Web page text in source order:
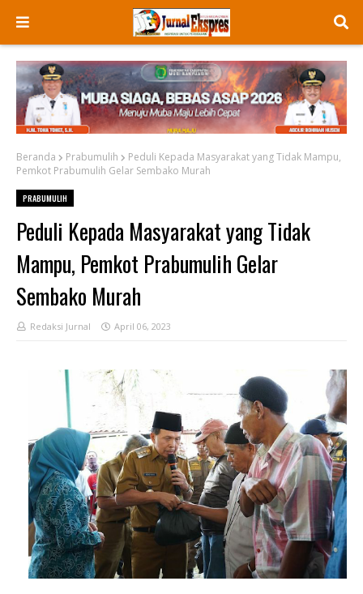
Beranda Prabumulih
Peduli Kepada Masyarakat yang Tidak Mampu,
Pemkot Prabumulih Gelar Sembako Murah
PRABUMULIH
Peduli Kepada Masyarakat yang Tidak
Mampu, Pemkot Prabumulih Gelar
Sembako Murah
Redaksi Jurnal April 06, 2023